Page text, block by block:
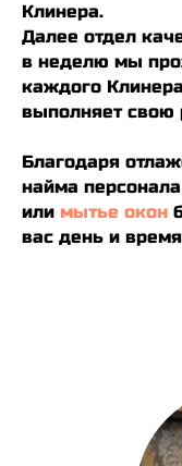
Клинера.
Далее отдел
в неделю мы
каждого
выполняет свою
Благодаря
найма персонала
или мытье окон
вас день и